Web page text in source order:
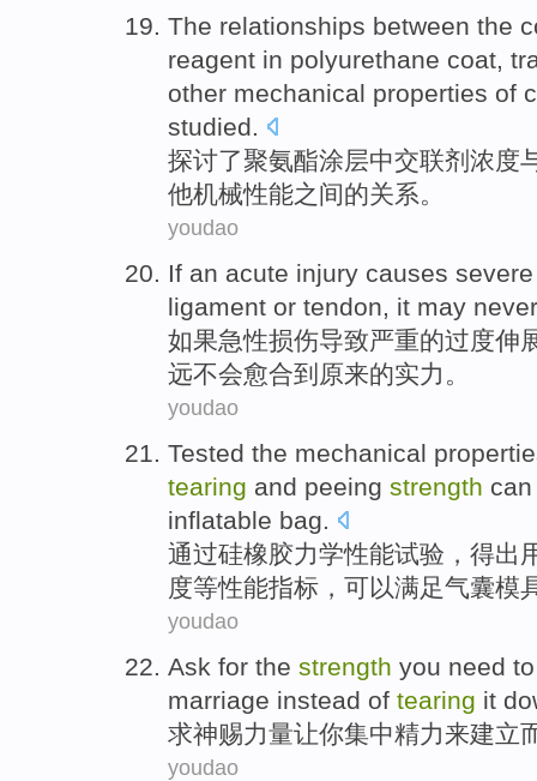
The relationships between the
reagent in polyurethane coat,
other mechanical properties of
studied.
探讨了聚氨酯涂层中交联剂 浓度
他机械性能之间的关系。
youdao
If an acute injury causes severe
ligament or tendon, it may never
如果急性损伤导致严重的过度伸
远不会愈合到 原来的实力 。
youdao
Tested the mechanical
tearing and peeing strength
inflatable bag.
通过硅橡胶力学性能试验 ，得出
度等性能指标， 可以满足气囊模
youdao
Ask for the strength you need
marriage instead of tearing it
求神赐力量让你集中精力来建立
youdao